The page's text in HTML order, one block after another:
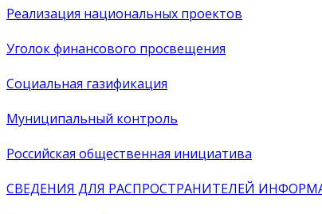
Реализация национальных проектов
Уголок финансового просвещения
Социальная газификация
Муниципальный контроль
Российская общественная инициатива
СВЕДЕНИЯ ДЛЯ РАСПРОСТРАНИТЕЛЕЙ